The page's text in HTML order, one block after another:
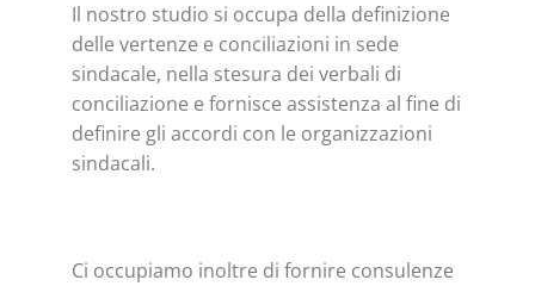
Il nostro studio si occupa della definizione
delle vertenze e conciliazioni in sede
sindacale, nella stesura dei verbali di
conciliazione e fornisce assistenza al fine di
definire gli accordi con le organizzazioni
sindacali.
Ci occupiamo inoltre di fornire consulenze